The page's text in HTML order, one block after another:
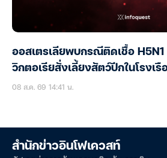
ออสเตรเลียพบกรณีติดเชื้อ H5N1
วิกตอเรียสั่งเลี้ยงสัตว์ปีกในโรงเรื
08 ส.ค. 69 14:41 น.
สำนักข่าวอินโฟเควสท์